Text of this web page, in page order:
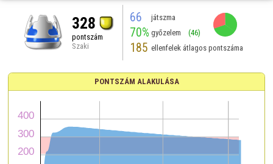
328
pontszám
Szaki
66 játszma
70% győzelem (46)
185 ellenfelek átlagos pontszáma
PONTSZÁM ALAKULÁSA